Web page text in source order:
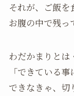
それが、ご飯を
お腹の中で残っ
わだかまりとは
「できている
できなきゃ、切